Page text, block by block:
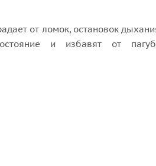
от ломок, остановок
и избавят от